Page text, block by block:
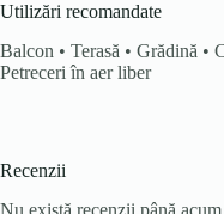
Utilizări recomandate
Balcon • Terasă • Grădină •
Petreceri în aer liber
Recenzii
Nu există recenzii până acum.